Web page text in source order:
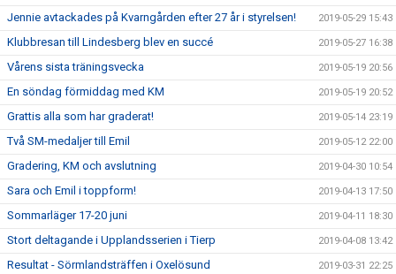
Jennie avtackades på Kvarngården efter 27 år i styrelsen! 2019-05-29 15:43
Klubbresan till Lindesberg blev en succé 2019-05-27 16:38
Vårens sista träningsvecka 2019-05-19 20:56
En söndag förmiddag med KM 2019-05-19 20:52
Grattis alla som har graderat! 2019-05-14 23:19
Två SM-medaljer till Emil 2019-05-12 22:00
Gradering, KM och avslutning 2019-04-30 10:54
Sara och Emil i toppform! 2019-04-13 17:50
Sommarläger 17-20 juni 2019-04-11 18:30
Stort deltagande i Upplandsserien i Tierp 2019-04-08 13:42
Resultat - Sörmlandsträffen i Oxelösund 2019-03-31 22:25